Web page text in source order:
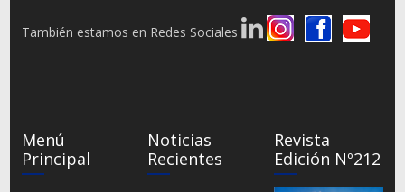
También estamos en Redes Sociales
Menú
Principal
Noticias
Recientes
Revista
Edición Nº212